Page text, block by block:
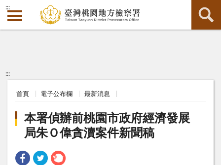
:::
:::
首頁 電子公布欄 最新消息
本署偵辦前桃園市政府經濟發展
局朱Ｏ偉貪瀆案件新聞稿